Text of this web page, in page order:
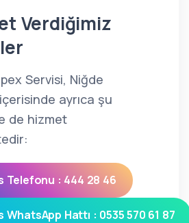
Verdiğimiz
Servisi, Niğde
içerisinde ayrıca şu
de hizmet
Telefonu : 444 28 46
WhatsApp Hattı : 0535 570 61 87